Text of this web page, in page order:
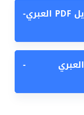
هل أحتاج لتثبيت برنامج لتحويل PDF العبري−
ماذا أفعل إذا كان ملف PDF العبري
−